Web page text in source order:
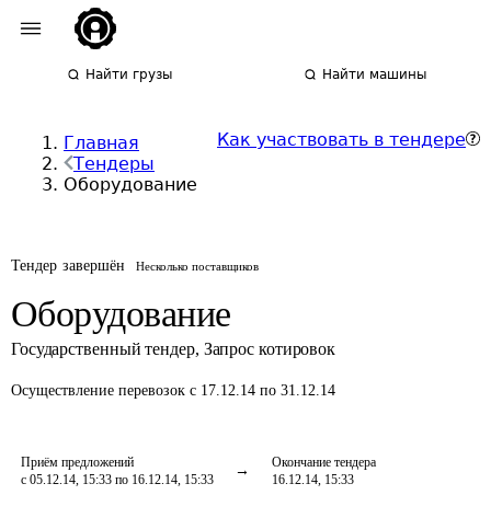
Найти грузы Найти машины
Главная
Тендеры
Оборудование
Как участвовать в тендере
Тендер завершён Несколько поставщиков
Оборудование
Государственный тендер, Запрос котировок
Осуществление перевозок с 17.12.14 по 31.12.14
Приём предложений
с 05.12.14, 15:33 по 16.12.14, 15:33
Окончание тендера
16.12.14, 15:33